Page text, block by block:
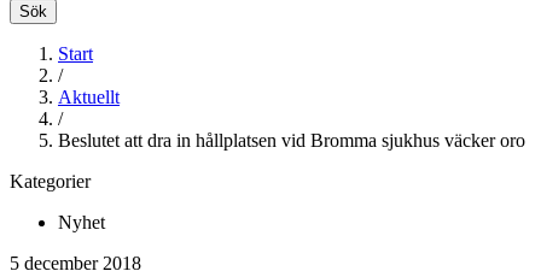
Sök
Start
/
Aktuellt
/
Beslutet att dra in hållplatsen vid Bromma sjukhus väcker oro
Kategorier
Nyhet
5 december 2018